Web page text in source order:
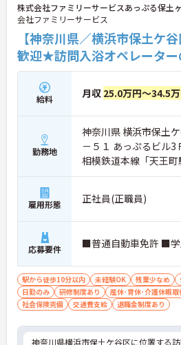
株式会社ファミリーサービスあっぷる保土
会社ファミリーサービス
【神奈川県／横浜市保土ケ
歓迎★訪問入浴オペレーター
給料 月収 25.0万円～34.5
勤務地
神奈川県 横浜市保土
－５１ あっぷるビル3
相模鉄道本線「天王
雇用形態 正社員(正職員)
応募要件 ■普通自動車免許 ■
駅から徒歩10分以内 未経験OK 残業少なめ
日勤のみ
研修制度あり 産休･育休･介護休暇取
社会保険完備
交通費支給 退職金制度あり
神奈川県横浜市保土ケ谷区に位置する